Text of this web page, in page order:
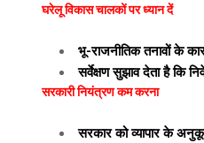
घरेलू विकास चालकों पर ध्यान दें
भू-राजनीतिक तनावों के
सर्वेक्षण सुझाव देता है कि
सरकारी नियंत्रण कम करना
सरकार को व्यापार के